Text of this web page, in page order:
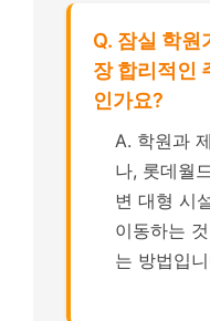
Q. 잠실 학원
장 합리적인
인가요?
A. 학원과
나, 롯데월
변 대형 시
이동하는
는 방법입